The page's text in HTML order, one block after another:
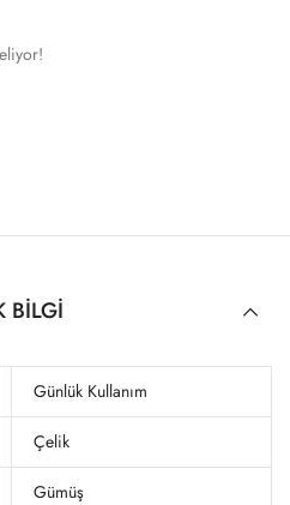
BILGI
Günlük Kullanım
Çelik
Gümüş